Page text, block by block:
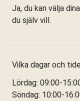
Ja, du kan välja
du själv vill.
Vilka dagar och
Lördag: 09:00-
Söndag: 10:00-